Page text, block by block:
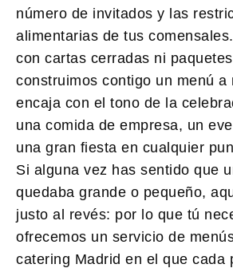
número de invitados y las
alimentarias de tus
con cartas cerradas ni
construimos contigo un menú a
encaja con el tono de la
una comida de empresa, un
una gran fiesta en cualquier
Si alguna vez has sentido que
quedaba grande o pequeño,
justo al revés: por lo que tú
ofrecemos un servicio de
catering Madrid en el que cada